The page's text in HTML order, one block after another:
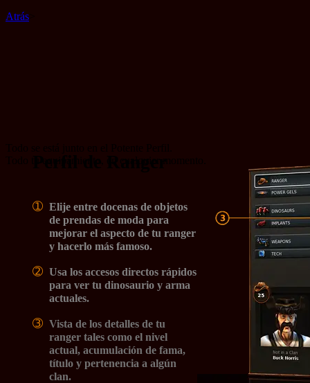
Atrás
➀ Elije entre docenas de objetos
de prendas de moda para
mejorar el aspecto de tu ranger
y hacerlo más famoso.
➁ Usa los accesos directos rápidos
para ver tu dinosaurio y arma
actuales.
➂ Vista de los detalles de tu
ranger tales como el nivel
actual, acumulación de fama,
título y pertenencia a algún
clan.